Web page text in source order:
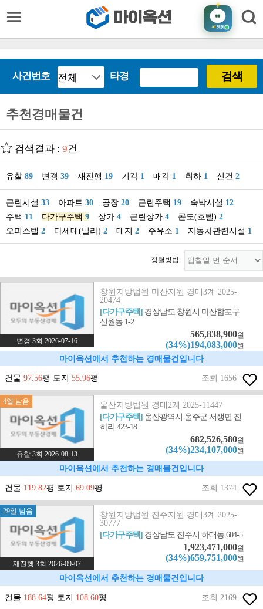
AI챗봇
사건번호 타경 검색
추천경매물건
검색결과 : 9건
유찰 89 변경 39 재진행 19 기각 1 매각 1 취하 1 신건 2
근린시설 33 아파트 30 공장 20 근린주택 19 숙박시설 12
주택 11 다가구주택 9 상가 4 근린상가 4 콘도(호텔) 2
오피스텔 2 다세대(빌라) 2 대지 2 주유소 1 자동차관련시설 1
정렬방법 :
변경 3회 2026-07-16
창원지방법원 마산지원 경매3계 2025-
20474
[다가구주택] 경상남도 창원시 마산합포구
신월동 1-2
565,838,900원
(34%)194,083,000원
마이옥션에서 추천하는 경매물건입니다
건물 97.56평 토지 55.96평 조회 1656
4일 남음
유찰 3회 2026-08-13
울산지방법원 경매2계 2025-11447
[다가구주택] 울산광역시 울주군 서생면 진
하리 423-18
682,526,580원
(34%)234,107,000원
마이옥션에서 추천하는 경매물건입니다
건물 119.82평 토지 69.09평 조회 1374
29일 남음
재진행 3회 2026-09-07
창원지방법원 진주지원 경매3계 2025-
30777
[다가구주택] 경상남도 진주시 하대동 604-5
1,923,471,000원
(34%)659,751,000원
마이옥션에서 추천하는 경매물건입니다
건물 188.64평 토지 108.60평 조회 2169